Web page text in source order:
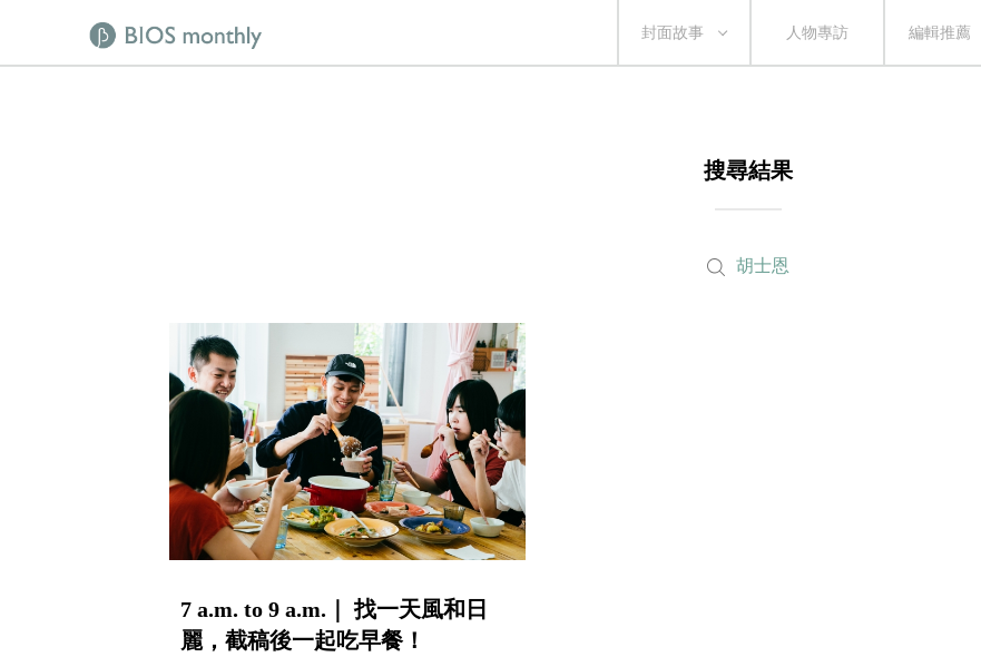
封面故事 人物專訪 編輯推薦
搜尋結果
胡士恩
7 a.m. to 9 a.m.｜ 找一天風和日
麗，截稿後一起吃早餐！